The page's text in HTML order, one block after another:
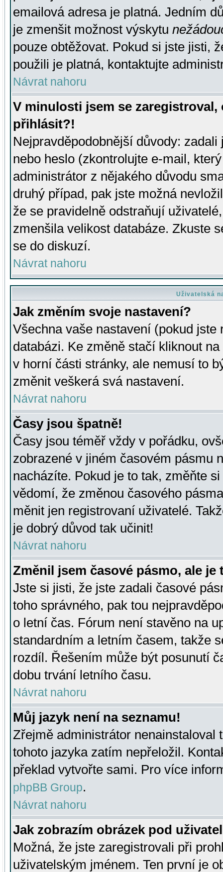
emailová adresa je platná. Jedním
je zmenšit možnost výskytu
pouze obtěžovat. Pokud si jste jisti,
použili je platná, kontaktujte
Návrat nahoru
V minulosti jsem se
přihlásit?!
Nejpravděpodobnější důvody:
nebo heslo (zkontrolujte e-mail,
administrátor z nějakého důvodu
druhý případ, pak jste možná
že se pravidelně odstraňují
zmenšila velikost databáze. Zkuste
se do diskuzí.
Návrat nahoru
Uživatelská
Jak změním svoje nastavení?
Všechna vaše nastavení (pokud
databázi. Ke změně stačí kliknout
v horní části stránky, ale nemusí to
změnit veškerá svá nastavení.
Návrat nahoru
Časy jsou špatně!
Časy jsou téměř vždy v pořádku,
zobrazené v jiném časovém pásmu
nacházíte. Pokud je to tak, změňte
vědomí, že změnou časového
měnit jen registrovaní uživatelé.
je dobrý důvod tak učinit!
Návrat nahoru
Změnil jsem časové pásmo, ale je
Jste si jisti, že jste zadali časové
toho správného, pak tou
o letní čas. Fórum není stavěno na
standardním a letním časem, takže
rozdíl. Řešením může být posunutí
dobu trvání letního času.
Návrat nahoru
Můj jazyk není na seznamu!
Zřejmě administrátor nenainstaloval
tohoto jazyka zatím nepřeložil.
překlad vytvořte sami. Pro více
phpBB Group.
Návrat nahoru
Jak zobrazím obrázek pod
Možná, že jste zaregistrovali při
uživatelským jménem. Ten první je